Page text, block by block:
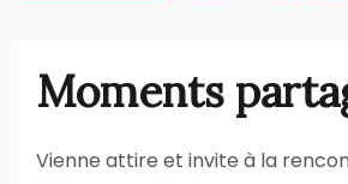
Moments
Vienne attire et invite à la